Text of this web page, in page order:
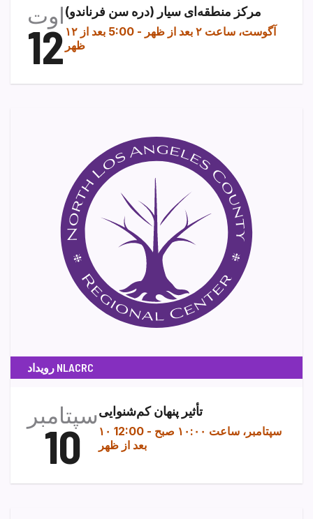
اوت
12
مرکز منطقه‌ای سیار (دره سن فرناندو)
۱۲ آگوست، ساعت ۲ بعد از ظهر -
5:00 بعد از
ظهر
رویداد NLACRC
سپتامبر
10
تأثیر پنهان کم‌شنوایی
۱۰ سپتامبر، ساعت ۱۰:۰۰ صبح -
12:00
بعد از ظهر